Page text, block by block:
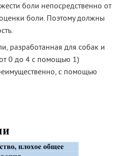
боли непосредственно от
боли. Поэтому должны
разработанная для собак и
0 до 4 с помощью 1)
с помощью